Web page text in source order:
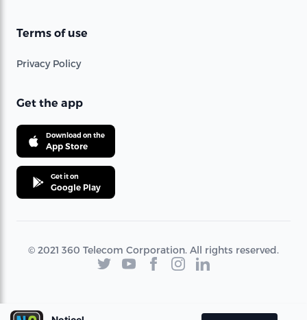
Terms of use
Privacy Policy
Get the app
Download on the
App Store
Get it on
Google Play
© 2021 360 Telecom Corporation. All rights reserved.